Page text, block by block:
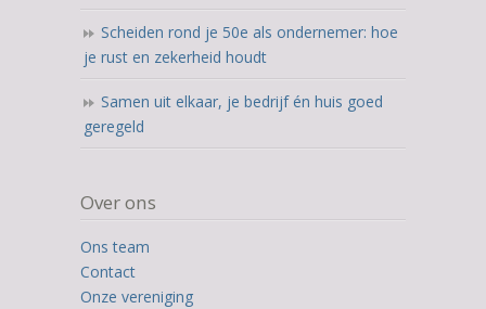
Scheiden rond je 50e als ondernemer: hoe
je rust en zekerheid houdt
Samen uit elkaar, je bedrijf én huis goed
geregeld
Over ons
Ons team
Contact
Onze vereniging